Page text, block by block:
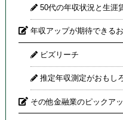
50代の年収状況と生涯
年収アップが期待できる
ビズリーチ
推定年収測定がおもし
その他金融業のピックア